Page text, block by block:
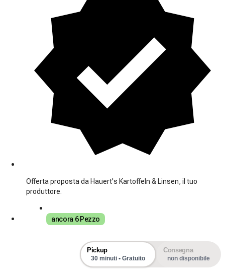
Offerta proposta da Hauert's Kartoffeln & Linsen, il tuo
produttore.
ancora 6 Pezzo
Pickup
30 minuti • Gratuito
Consegna
non disponibile